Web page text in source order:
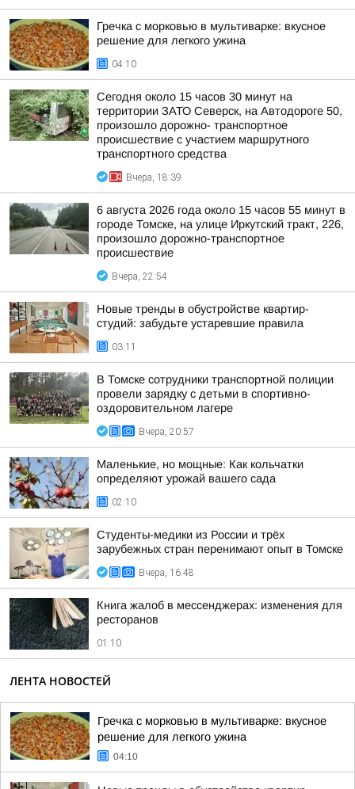
Гречка с морковью в мультиварке: вкусное
решение для легкого ужина
04:10
Сегодня около 15 часов 30 минут на
территории ЗАТО Северск, на Автодороге 50,
произошло дорожно- транспортное
происшествие с участием маршрутного
транспортного средства
Вчера, 18:39
6 августа 2026 года около 15 часов 55 минут в
городе Томске, на улице Иркутский тракт, 226,
произошло дорожно-транспортное
происшествие
Вчера, 22:54
Новые тренды в обустройстве квартир-
студий: забудьте устаревшие правила
03:11
В Томске сотрудники транспортной полиции
провели зарядку с детьми в спортивно-
оздоровительном лагере
Вчера, 20:57
Маленькие, но мощные: Как кольчатки
определяют урожай вашего сада
02:10
Студенты-медики из России и трёх
зарубежных стран перенимают опыт в Томске
Вчера, 16:48
Книга жалоб в мессенджерах: изменения для
ресторанов
01:10
ЛЕНТА НОВОСТЕЙ
Гречка с морковью в мультиварке: вкусное
решение для легкого ужина
04:10